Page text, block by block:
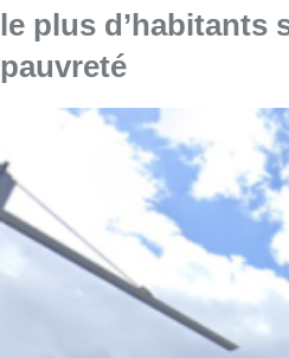
le plus d’habitants
pauvreté